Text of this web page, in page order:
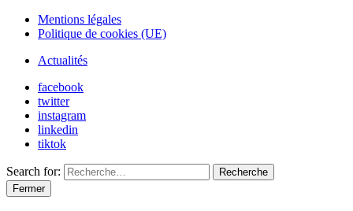
Mentions légales
Politique de cookies (UE)
Actualités
facebook
twitter
instagram
linkedin
tiktok
Search for:
Recherche
Fermer